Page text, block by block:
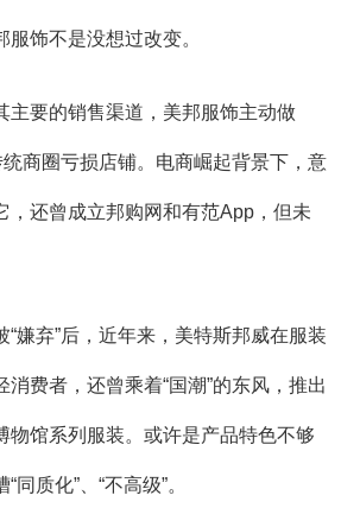
饰不是没想过改变。
要的销售渠道，美邦服饰主动做
统商圈亏损店铺。电商崛起背景下，意
，还曾成立邦购网和有范App，但未
弃”后，近年来，美特斯邦威在服装
费者，还曾乘着“国潮”的东风，推出
物馆系列服装。或许是产品特色不够
质化”、“不高级”。